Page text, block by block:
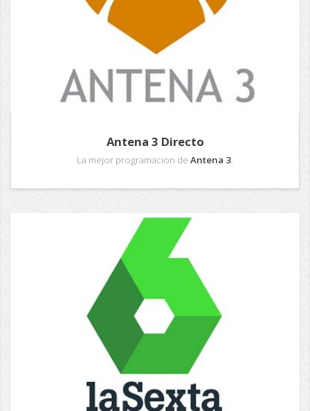
Antena 3 Directo
La mejor programacion de Antena 3.